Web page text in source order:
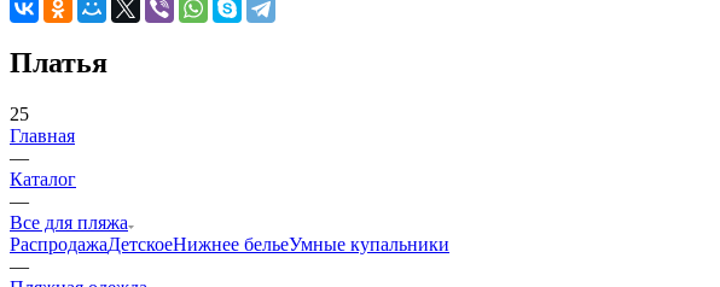
Платья
25
Главная
—
Каталог
—
Все для пляжа
РаспродажаДетскоеНижнее бельеУмные купальники
—